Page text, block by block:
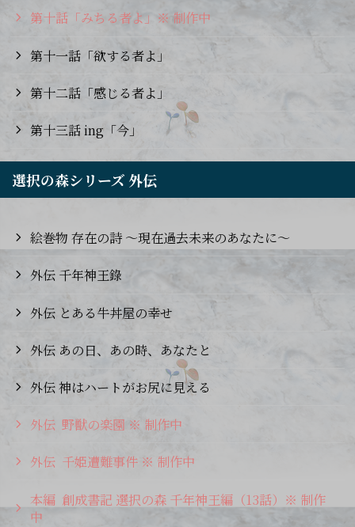
第十話「みちる者よ」※ 制作中
第十一話「欲する者よ」
第十二話「感じる者よ」
第十三話 ing「今」
選択の森シリーズ 外伝
絵巻物 存在の詩 ～現在過去未来のあなたに〜
外伝 千年神王錄
外伝 とある牛丼屋の幸せ
外伝 あの日、あの時、あなたと
外伝 神はハートがお尻に見える
外伝 野獣の楽園 ※ 制作中
外伝 千姫遭難事件 ※ 制作中
本編 創成書記 選択の森 千年神王編（13話）※ 制作
中